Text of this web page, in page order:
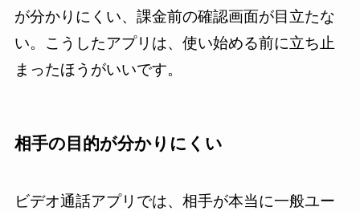
が分かりにくい、課金前の確認画面が目立たな
い。こうしたアプリは、使い始める前に立ち止
まったほうがいいです。
相手の目的が分かりにくい
ビデオ通話アプリでは、相手が本当に一般ユー